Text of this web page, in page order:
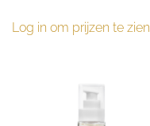
Log in om prijzen te zien